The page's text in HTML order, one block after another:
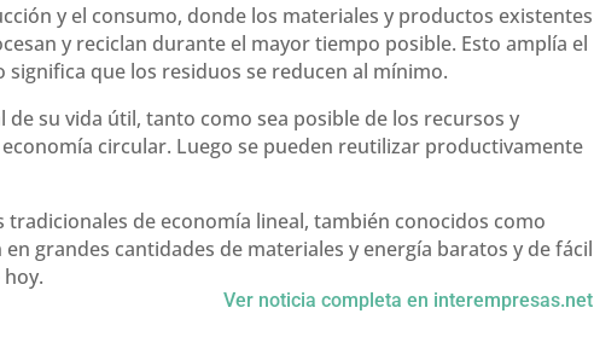
y el consumo, donde los materiales y productos existentes
y reciclan durante el mayor tiempo posible. Esto amplía el
que los residuos se reducen al mínimo.
su vida útil, tanto como sea posible de los recursos y
circular. Luego se pueden reutilizar productivamente
de economía lineal, también conocidos como
grandes cantidades de materiales y energía baratos y de fácil
Ver noticia completa en interempresas.net